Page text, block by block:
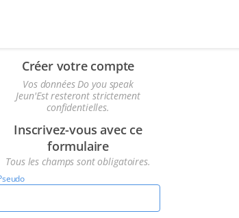
Créer votre compte
Vos données Do you speak
Jeun'Est resteront strictement
confidentielles.
Inscrivez-vous avec ce
formulaire
Tous les champs sont obligatoires.